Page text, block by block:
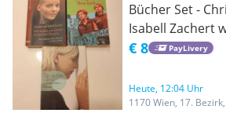
Bücher Set -
Isabell Zachert
uns wieder in
in New York,
verlorene Blick
€ 8 PayLivery
Heute, 12:04 Uhr
1170 Wien, 17.